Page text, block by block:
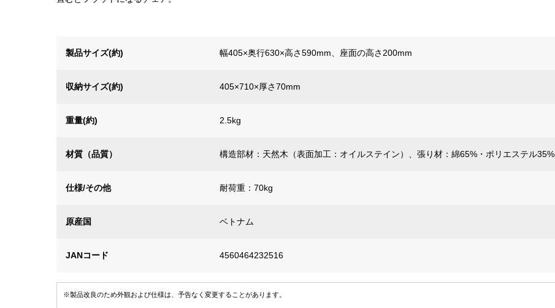
製品サイズ(約) 幅405×奥行630×高さ590mm、座面の高さ200mm
収納サイズ(約) 405×710×厚さ70mm
重量(約) 2.5kg
材質（品質） 構造部材：天然木（表面加工：オイルステイン）、張り材：綿65%・ポリエステル35%
仕様/その他 耐荷重：70kg
原産国 ベトナム
JANコード 4560464232516
※製品改良のため外観および仕様は、予告なく変更することがあります。